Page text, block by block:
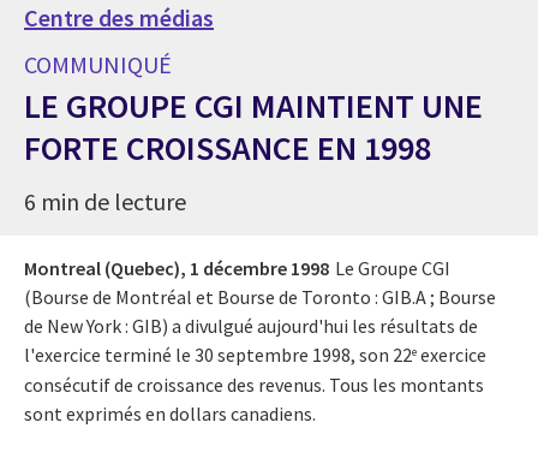
Centre des médias
COMMUNIQUÉ
LE GROUPE CGI MAINTIENT UNE
FORTE CROISSANCE EN 1998
6 min de lecture
Montreal (Quebec), 1 décembre 1998 Le Groupe CGI
(Bourse de Montréal et Bourse de Toronto : GIB.A ; Bourse
de New York : GIB) a divulgué aujourd'hui les résultats de
l'exercice terminé le 30 septembre 1998, son 22e exercice
consécutif de croissance des revenus. Tous les montants
sont exprimés en dollars canadiens.